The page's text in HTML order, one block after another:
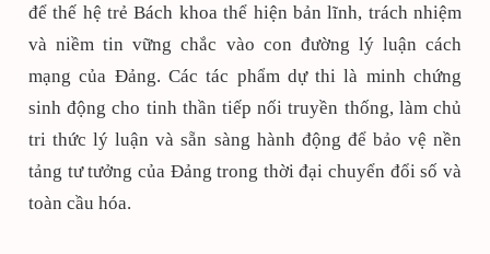
để thế hệ trẻ Bách khoa thể hiện bản lĩnh, trách nhiệm
và niềm tin vững chắc vào con đường lý luận cách
mạng của Đảng. Các tác phẩm dự thi là minh chứng
sinh động cho tinh thần tiếp nối truyền thống, làm chủ
tri thức lý luận và sẵn sàng hành động để bảo vệ nền
tảng tư tưởng của Đảng trong thời đại chuyển đổi số và
toàn cầu hóa.